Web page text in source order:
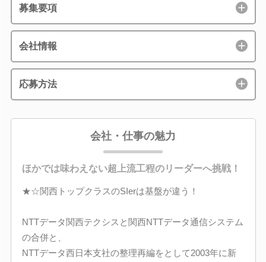
募集要項
会社情報
応募方法
会社・仕事の魅力
ほかでは味わえない超上流工程のリーダーへ挑戦！
★☆関西トップクラスのSIerは基盤が違う！
NTTデータ関西テクシスと関西NTTデータ通信システム
の合併と、
NTTデータ西日本支社の整理再編をとして2003年に新